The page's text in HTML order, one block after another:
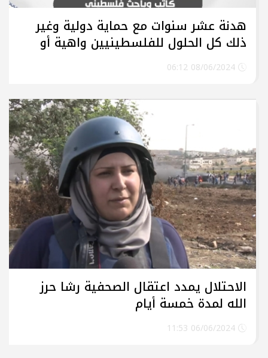
هدنة عشر سنوات مع حماية دولية وغير
ذلك كل الحلول للفلسطينيين واهية أو
سراب خاسر
الاحتلال يمدد اعتقال الصحفية رشا حرز
الله لمدة خمسة أيام